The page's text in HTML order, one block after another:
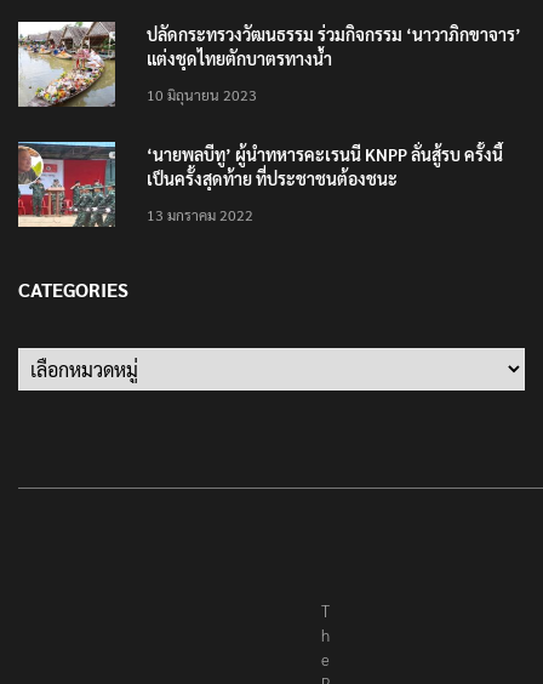
ปลัดกระทรวงวัฒนธรรม ร่วมกิจกรรม ‘นาวาภิกขาจาร’
แต่งชุดไทยตักบาตรทางน้ำ
10 มิถุนายน 2023
‘นายพลบีทู’ ผู้นำทหารคะเรนนี KNPP ลั่นสู้รบ ครั้งนี้
เป็นครั้งสุดท้าย ที่ประชาชนต้องชนะ
13 มกราคม 2022
CATEGORIES
Categories
T
h
e